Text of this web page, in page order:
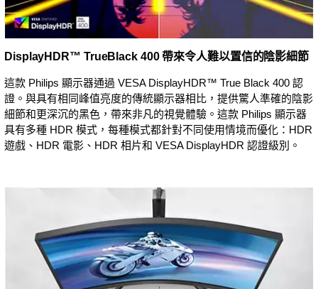
DisplayHDR™ TrueBlack 400 帶來令人難以置信的陰影細節
這款 Philips 顯示器通過 VESA DisplayHDR™ True Black 400 認
證。與具有相同峰值亮度的傳統顯示器相比，提供驚人準確的陰影
細節和更深沉的黑色，帶來非凡的視覺體驗。這款 Philips 顯示器
具有多種 HDR 模式，每種模式都針對不同使用情境而優化：HDR
遊戲、HDR 電影、HDR 相片和 VESA DisplayHDR 認證級別。